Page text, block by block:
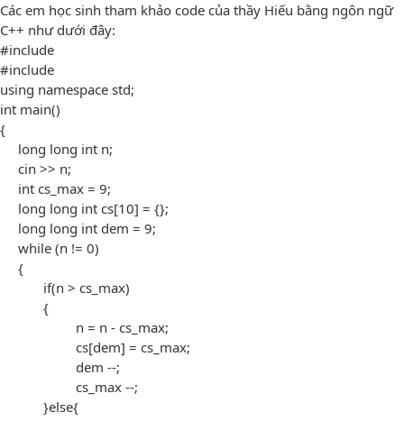
Các em học sinh tham khảo code của thầy Hiếu bằng ngôn ngữ
C++ như dưới đây:
#include
#include
using namespace std;
int main()
{
long long int n;
cin >> n;
int cs_max = 9;
long long int cs[10] = {};
long long int dem = 9;
while (n != 0)
{
if(n > cs_max)
{
n = n - cs_max;
cs[dem] = cs_max;
dem --;
cs_max --;
}else{